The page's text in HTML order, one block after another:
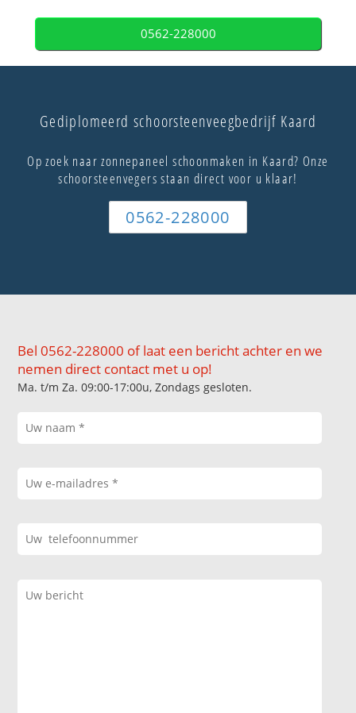
0562-228000
Gediplomeerd schoorsteenveegbedrijf Kaard
Op zoek naar zonnepaneel schoonmaken in Kaard? Onze
schoorsteenvegers staan direct voor u klaar!
0562-228000
Bel 0562-228000 of laat een bericht achter en we
nemen direct contact met u op!
Ma. t/m Za. 09:00-17:00u, Zondags gesloten.